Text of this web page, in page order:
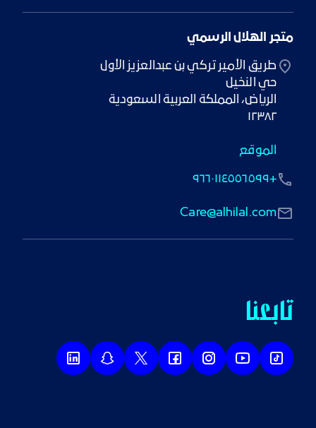
متجر الهلال الرسمي
حي النخيل
١٢٣٨٢
الموقع
Care@alhilal.com
+٩٦٦٠١١٤٥٥٦٥٩٩
تابعنا